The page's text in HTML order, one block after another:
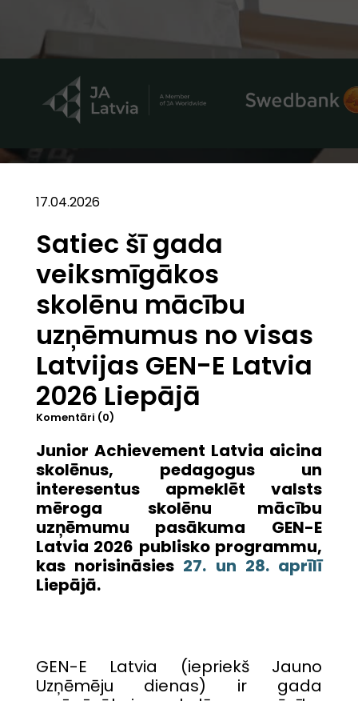
17.04.2026
Satiec šī gada
veiksmīgākos
skolēnu mācību
uzņēmumus no visas
Latvijas GEN-E Latvia
2026 Liepājā
Komentāri (0)
Junior Achievement Latvia aicina
skolēnus, pedagogus un
interesentus apmeklēt valsts
mēroga skolēnu mācību
uzņēmumu pasākuma GEN-E
Latvia 2026 publisko programmu,
kas norisināsies 27. un 28. aprīlī
Liepājā.
GEN-E Latvia (iepriekš Jauno
Uzņēmēju dienas) ir gada